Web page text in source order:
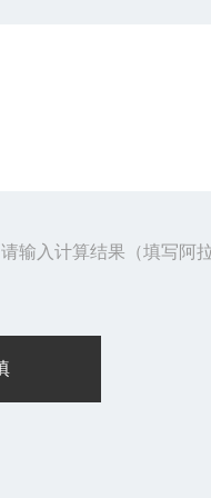
请输入计算结果（填写阿